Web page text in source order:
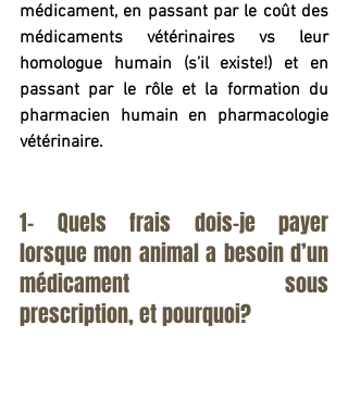
médicament, en passant par le coût des
médicaments vétérinaires vs leur
homologue humain (s’il existe!) et en
passant par le rôle et la formation du
pharmacien humain en pharmacologie
vétérinaire.
1- Quels frais dois-je payer
lorsque mon animal a besoin d’un
médicament sous
prescription, et pourquoi?